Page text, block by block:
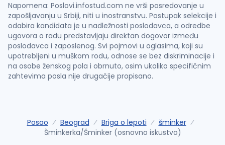
Napomena: Poslovi.infostud.com ne vrši posredovanje u
zapošljavanju u Srbiji, niti u inostranstvu. Postupak selekcije i
odabira kandidata je u nadležnosti poslodavca, a odredbe
ugovora o radu predstavljaju direktan dogovor između
poslodavca i zaposlenog. Svi pojmovi u oglasima, koji su
upotrebljeni u muškom rodu, odnose se bez diskriminacije i
na osobe ženskog pola i obrnuto, osim ukoliko specifičnim
zahtevima posla nije drugačije propisano.
Posao Beograd Briga o lepoti
šminker
Šminkerka/Šminker (osnovno iskustvo)